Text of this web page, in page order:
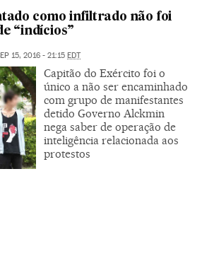
como infiltrado não foi
“indícios”
15, 2016 - 21:15 EDT
Capitão do Exército foi o
único a não ser encaminhado
com grupo de manifestantes
detido Governo Alckmin
nega saber de operação de
inteligência relacionada aos
protestos